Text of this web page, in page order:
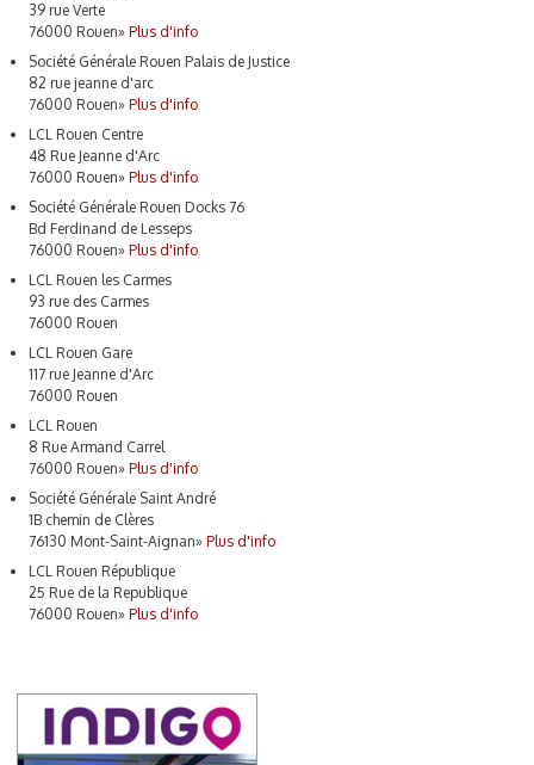
39 rue Verte
76000 Rouen»Plus d'info
Société Générale Rouen Palais de Justice
82 rue jeanne d'arc
76000 Rouen»Plus d'info
LCL Rouen Centre
48 Rue Jeanne d'Arc
76000 Rouen»Plus d'info
Société Générale Rouen Docks 76
Bd Ferdinand de Lesseps
76000 Rouen»Plus d'info
LCL Rouen les Carmes
93 rue des Carmes
76000 Rouen
LCL Rouen Gare
117 rue Jeanne d'Arc
76000 Rouen
LCL Rouen
8 Rue Armand Carrel
76000 Rouen»Plus d'info
Société Générale Saint André
1B chemin de Clères
76130 Mont-Saint-Aignan»Plus d'info
LCL Rouen République
25 Rue de la Republique
76000 Rouen»Plus d'info